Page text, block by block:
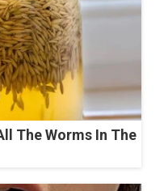
The Worms In The